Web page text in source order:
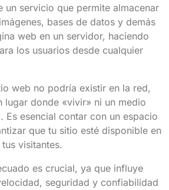
un servicio que permite almacenar
bases de datos y demás
web en un servidor, haciendo
los usuarios desde cualquier
web no podría existir en la red,
lugar donde «vivir» ni un medio
Es esencial contar con un espacio
que tu sitio esté disponible en
visitantes.
es crucial, ya que influye
seguridad y confiabilidad